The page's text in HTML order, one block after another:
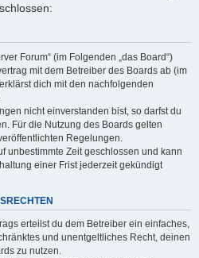
Forum“ (im Folgenden „das Board“)
mit dem Betreiber des Boards ab (im
dich mit den nachfolgenden
nicht einverstanden bist, so darfst du
Für die Nutzung des Boards gelten
Regelungen.
unbestimmte Zeit geschlossen und kann
einer Frist jederzeit gekündigt
erteilst du dem Betreiber ein einfaches,
und unentgeltliches Recht, deinen
zu nutzen.